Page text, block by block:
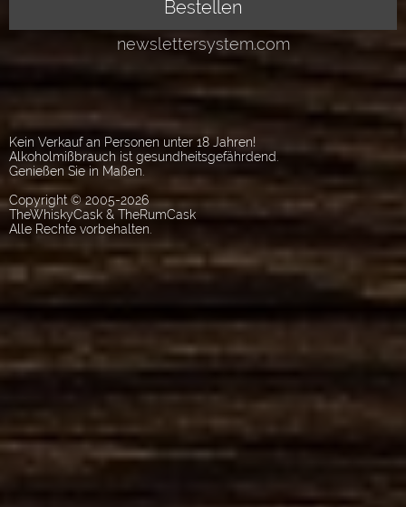
Kein Verkauf an Personen unter 18 Jahren!
Alkoholmißbrauch ist gesundheitsgefährdend.
Genießen Sie in Maßen.
Copyright © 2005-2026
TheWhiskyCask & TheRumCask
Alle Rechte vorbehalten.